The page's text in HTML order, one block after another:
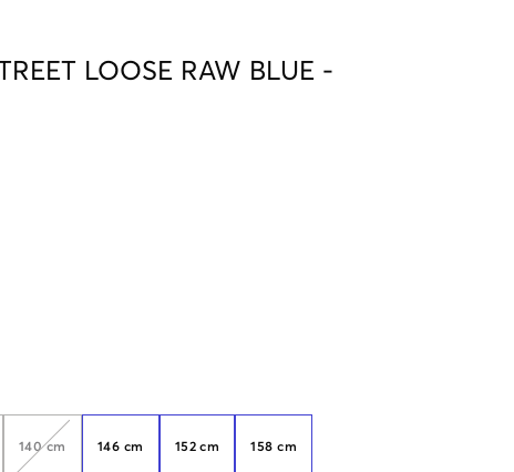
LOOSE RAW BLUE -
140 cm 146 cm 152 cm 158 cm